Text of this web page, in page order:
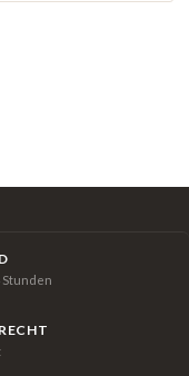
Stunden